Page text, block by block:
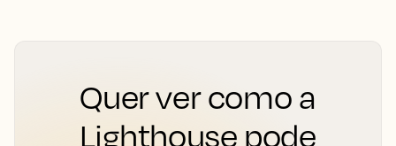
Quer ver como a
Lighthouse pode